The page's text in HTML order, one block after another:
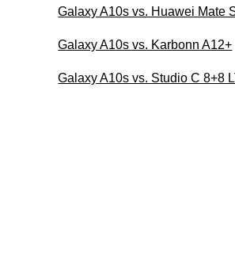
Galaxy A10s vs. Huawei Mate
Galaxy A10s vs. Karbonn A12+
Galaxy A10s vs. Studio C 8+8